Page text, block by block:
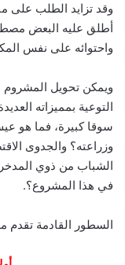
وقد تزايد الطلب على
أطلق عليه البعض
واحتوائه على نفس
ويمكن تحويل المشروم
التوعية بمميزاته
سوقا كبيرة، فما هو
وزراعته؟ والجدوى
الشباب من ذوي
في هذا المشروع؟.
السطور القادمة تقدم